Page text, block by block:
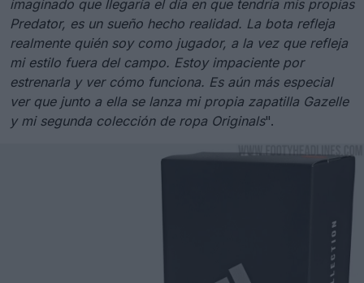
imaginado que llegaría el día en que tendría mis propias
Predator, es un sueño hecho realidad. La bota refleja
realmente quién soy como jugador, a la vez que refleja
mi estilo fuera del campo. Estoy impaciente por
estrenarla y ver cómo funciona. Es aún más especial
ver que junto a ella se lanza mi propia zapatilla Gazelle
y mi segunda colección de ropa Originals".